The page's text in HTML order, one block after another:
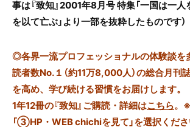
事は『致知』2001年8月号 特集「一国は一
を以て亡ぶ」より一部を抜粋したものです）
◎各界一流プロフェッショナルの体験談を
読者数No.１（約11万8,000人）の総合月刊
を高め、学び続ける習慣をお届けします。
1年12冊の『致知』ご購読・詳細はこちら。
「③HP・WEB chichiを見て」を選択くだ